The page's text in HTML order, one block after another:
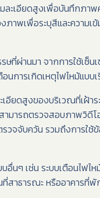
ะเอียดสูงเพื่อบันทึกภา
าพเพื่อระบุสีและความ
ผ่านมา จากการใช้เซ็
นการเกิดเหตุไฟไหม้แบบ
อียดสูงของบริเวณที่เฝ้
ารถตรวจสอบภาพวิดีโ
รวจจับควัน รวมถึงการ
นๆ เช่น ระบบเตือนไฟ
สาธารณะ หรืออาคารที่พั